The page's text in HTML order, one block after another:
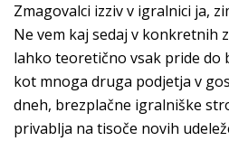
Zmagovalci izziv v igralnici ja,
Ne vem kaj sedaj v konkretnih
lahko teoretično vsak pride do
kot mnoga druga podjetja v
dneh, brezplačne igralniške
privablja na tisoče novih